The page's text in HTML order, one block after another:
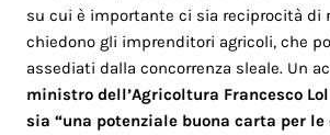
su cui è importante ci sia reciprocità di
chiedono gli imprenditori agricoli, che
assediati dalla concorrenza sleale. Un
ministro dell’Agricoltura Francesco
sia “una potenziale buona carta per le